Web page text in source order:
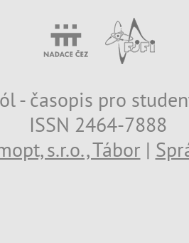
- časopis pro
ISSN 2464-7888
s.r.o., Tábor |